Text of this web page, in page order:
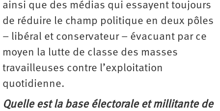
ainsi que des médias qui essayent toujours
de réduire le champ politique en deux pôles
– libéral et conservateur – évacuant par ce
moyen la lutte de classe des masses
travailleuses contre l’exploitation
quotidienne.
Quelle est la base électorale et millitante de